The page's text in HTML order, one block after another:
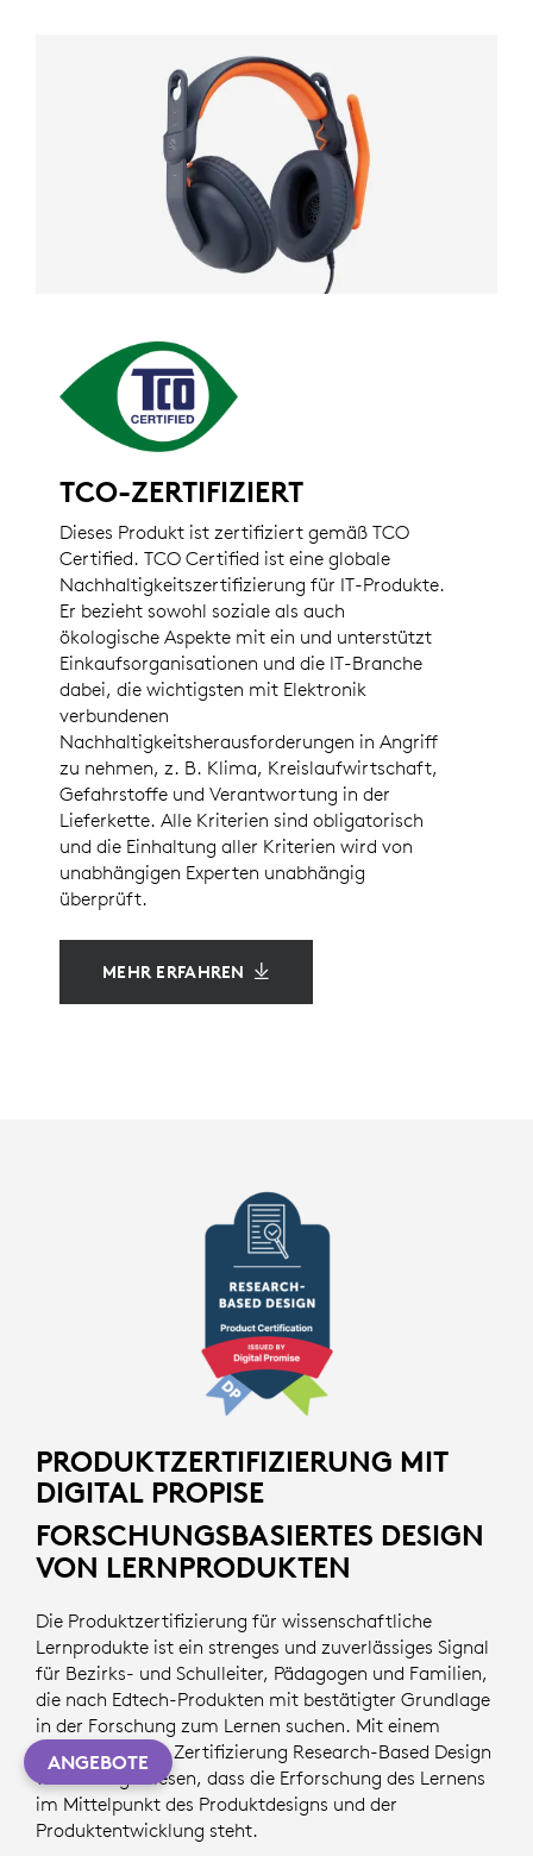
TCO-ZERTIFIZIERT
Dieses Produkt ist zertifiziert gemäß TCO
Certified. TCO Certified ist eine globale
Nachhaltigkeitszertifizierung für IT-Produkte.
Er bezieht sowohl soziale als auch
ökologische Aspekte mit ein und unterstützt
Einkaufsorganisationen und die IT-Branche
dabei, die wichtigsten mit Elektronik
verbundenen
Nachhaltigkeitsherausforderungen in Angriff
zu nehmen, z. B. Klima, Kreislaufwirtschaft,
Gefahrstoffe und Verantwortung in der
Lieferkette. Alle Kriterien sind obligatorisch
und die Einhaltung aller Kriterien wird von
unabhängigen Experten unabhängig
überprüft.
MEHR ERFAHREN
PRODUKTZERTIFIZIERUNG MIT
DIGITAL PROPISE
FORSCHUNGSBASIERTES DESIGN
VON LERNPRODUKTEN
Die Produktzertifizierung für wissenschaftliche
Lernprodukte ist ein strenges und zuverlässiges Signal
für Bezirks- und Schulleiter, Pädagogen und Familien,
die nach Edtech-Produkten mit bestätigter Grundlage
in der Forschung zum Lernen suchen. Mit einem
Produkt mit der Zertifizierung Research-Based Design
wird nachgewiesen, dass die Erforschung des Lernens
im Mittelpunkt des Produktdesigns und der
Produktentwicklung steht.
ANGEBOTE